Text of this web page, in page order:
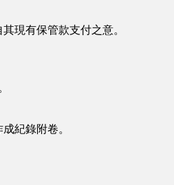
現有保管款支付之意。
紀錄附卷。